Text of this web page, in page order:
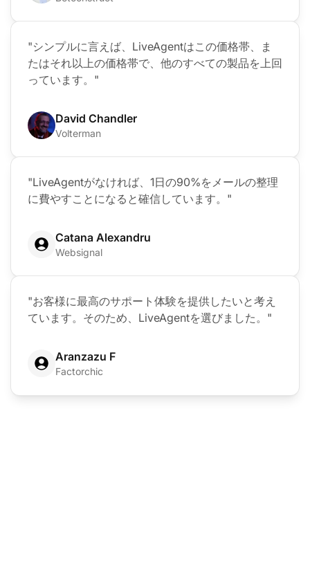
"シンプルに言えば、LiveAgentはこの価格帯、ま
たはそれ以上の価格帯で、他のすべての製品を上回
っています。"
David Chandler
Volterman
"LiveAgentがなければ、1日の90%をメールの整理
に費やすことになると確信しています。"
Catana Alexandru
Websignal
"お客様に最高のサポート体験を提供したいと考え
ています。そのため、LiveAgentを選びました。"
Aranzazu F
Factorchic